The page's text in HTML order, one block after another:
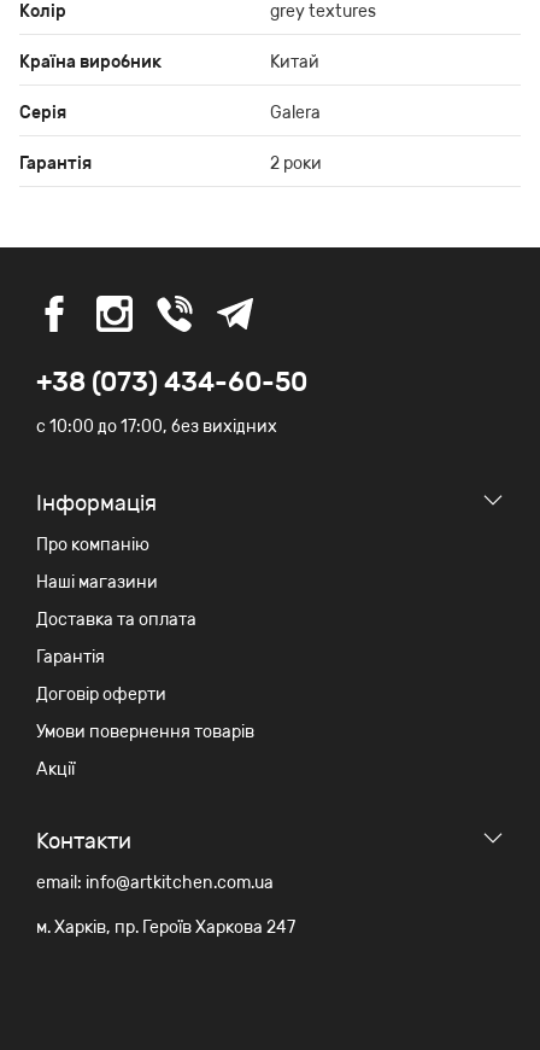
Колір grey textures
Країна виробник Китай
Серія Galera
Гарантія 2 роки
+38 (073) 434-60-50
c 10:00 до 17:00, без вихідних
Iнформація
Про компанію
Наші магазини
Доставка та оплата
Гарантія
Договір оферти
Умови повернення товарів
Акції
Контакти
email: info@artkitchen.com.ua
м. Харків, пр. Героїв Харкова 247